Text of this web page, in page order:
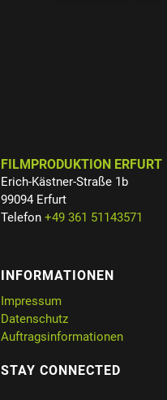
FILMPRODUKTION ERFURT
Erich-Kästner-Straße 1b
99094 Erfurt
Telefon+49 361 51143571
INFORMATIONEN
Impressum
Datenschutz
Auftragsinformationen
STAY CONNECTED